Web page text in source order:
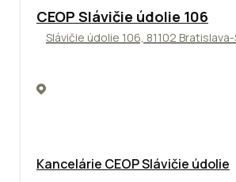
CEOP Slávičie údolie 106
Slávičie údolie 106, 81102
Kancelárie CEOP Slávičie údolie